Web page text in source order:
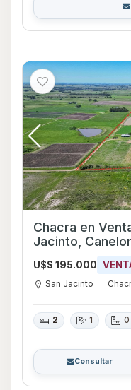
Chacra en Venta
Jacinto,
U$S 195.000
San Jacinto
2 1 0
Consultar